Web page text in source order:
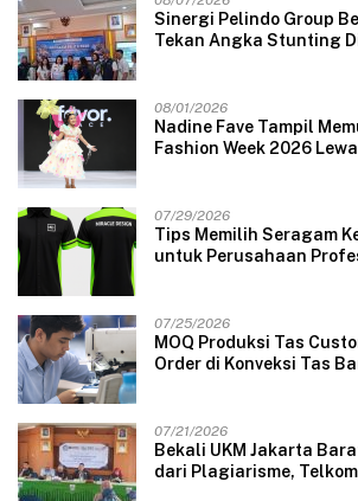
Sinergi Pelindo Group
Tekan Angka Stunting
08/01/2026
Nadine Fave Tampil
Fashion Week 2026
07/29/2026
Tips Memilih Seragam
untuk Perusahaan
07/25/2026
MOQ Produksi Tas
Order di Konveksi Tas
07/21/2026
Bekali UKM Jakarta
dari Plagiarisme,